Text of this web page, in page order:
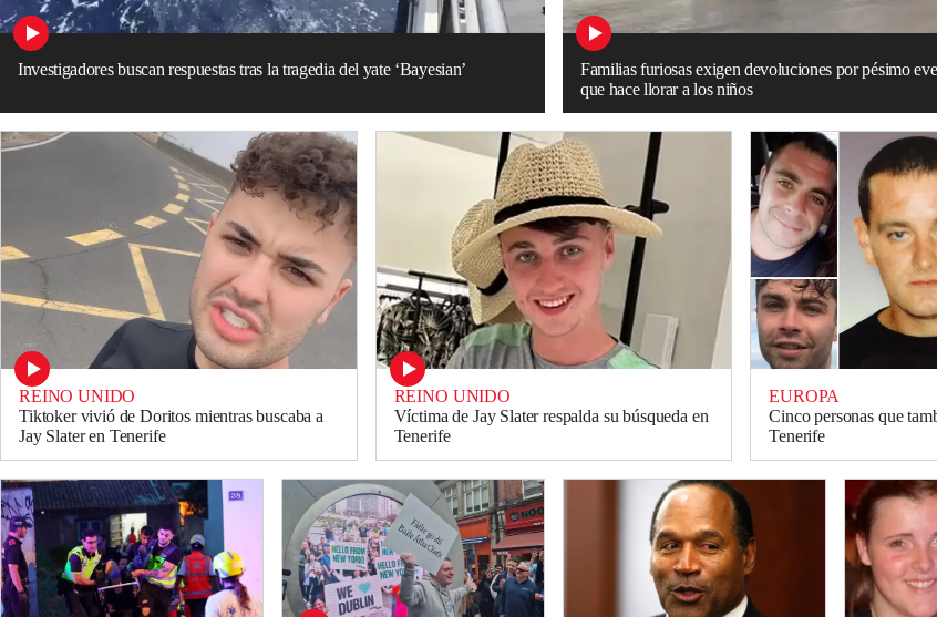
Investigadores buscan respuestas tras la tragedia del yate ‘Bayesian’
Familias furiosas exigen devoluciones por pésimo
que hace llorar a los niños
REINO UNIDO
Tiktoker vivió de Doritos mientras buscaba a
Jay Slater en Tenerife
REINO UNIDO
Víctima de Jay Slater respalda su búsqueda en
Tenerife
EUROPA
Cinco personas que
Tenerife